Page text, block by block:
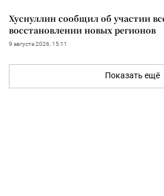
Хуснуллин сообщил об участии
восстановлении новых регионов
9 августа 2026, 15:11
Показать ещё